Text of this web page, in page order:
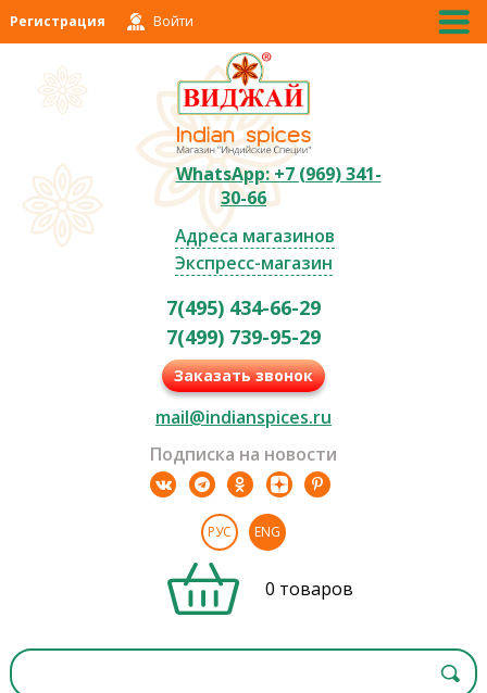
Регистрация Войти
WhatsApp: +7 (969) 341-
30-66
Адреса магазинов
Экспресс-магазин
7(495) 434-66-29
7(499) 739-95-29
Заказать звонок
mail@indianspices.ru
Подписка на новости
РУС ENG
0 товаров